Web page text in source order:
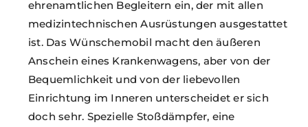
ehrenamtlichen Begleitern ein, der mit allen
medizintechnischen Ausrüstungen ausgestattet
ist. Das Wünschemobil macht den äußeren
Anschein eines Krankenwagens, aber von der
Bequemlichkeit und von der liebevollen
Einrichtung im Inneren unterscheidet er sich
doch sehr. Spezielle Stoßdämpfer, eine